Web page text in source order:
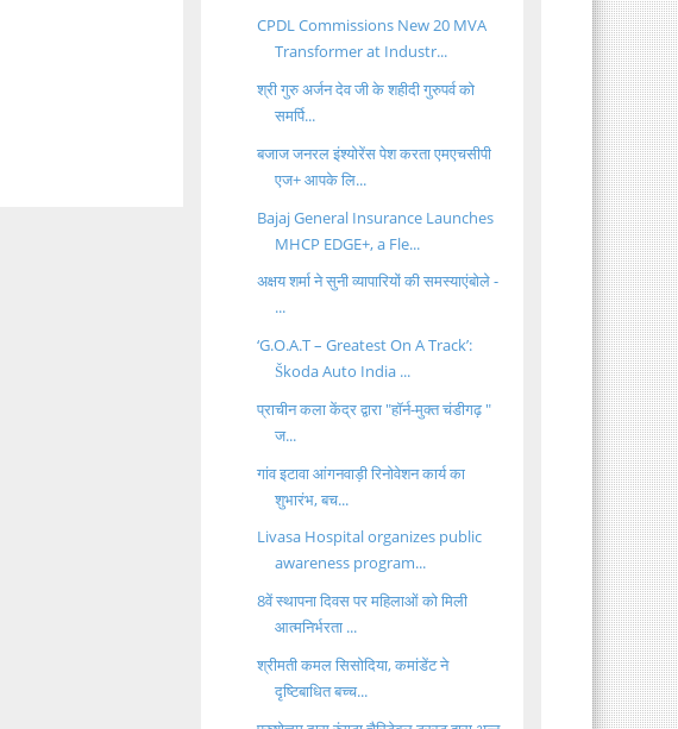
CPDL Commissions New 20 MVA
Transformer at Industr...
श्री गुरु अर्जन देव जी के शहीदी गुरुपर्व को
समर्पि...
बजाज जनरल इंश्योरेंस पेश करता एमएचसीपी
एज+ आपके लि...
Bajaj General Insurance Launches
MHCP EDGE+, a Fle...
अक्षय शर्मा ने सुनी व्यापारियों की समस्याएंबोले -
...
‘G.O.A.T – Greatest On A Track’:
Škoda Auto India ...
प्राचीन कला केंद्र द्वारा "हॉर्न-मुक्त चंडीगढ़ "
ज...
गांव इटावा आंगनवाड़ी रिनोवेशन कार्य का
शुभारंभ, बच...
Livasa Hospital organizes public
awareness program...
8वें स्थापना दिवस पर महिलाओं को मिली
आत्मनिर्भरता ...
श्रीमती कमल सिसोदिया, कमांडेंट ने
दृष्टिबाधित बच्च...